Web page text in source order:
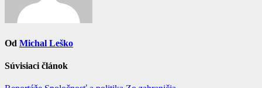
Od Michal Leško
Súvisiaci článok